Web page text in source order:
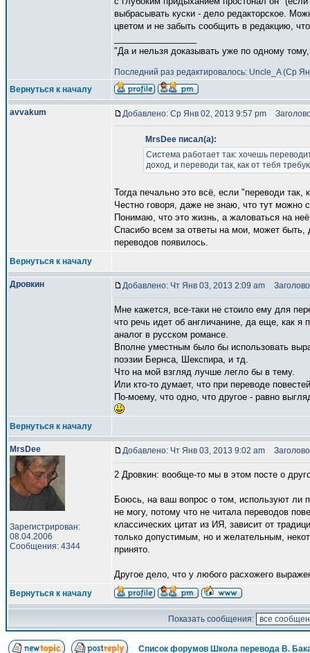
выбрасывать куски - дело редакторское.
цветом и не забыть сообщить в редакцию,
"Да и нельзя доказывать уже по одному
Последний раз редактировалось: Uncle_A (Ср
Вернуться к началу
avvakum Добавлено: Ср Янв 02, 2013 9:57 pm
MrsDee писал(а):
Система работает так: хочешь
доход, и переводи так, как от тебя
Тогда печально это всё, если "переводи так,
Честно говоря, даже не знаю, что тут можно
Понимаю, что это жизнь, а жаловаться на
Спасибо всем за ответы на мои, может быть,
переводов появилось.
Вернуться к началу
Дровкин Добавлено: Чт Янв 03, 2013 2:09 am
Мне кажется, все-таки не стоило ему для
что речь идет об англичанине, да еще, как я
аналог в русском романсе.
Вполне уместным было бы использовать
поэзии Бернса, Шекспира, и тд.
Что на мой взгляд лучше легло бы в тему.
Или кто-то думает, что при переводе
По-моему, что одно, что другое - равно
Вернуться к началу
MrsDee
Зарегистрирован:
08.04.2006
Сообщения: 4344
Добавлено: Чт Янв 03, 2013 9:02 am
2 Дровкин: вообще-то мы в этом посте о
Боюсь, на ваш вопрос о том, используют ли
не могу, потому что не читала переводов
классических цитат из ИЯ, зависит от
только допустимым, но и желательным,
принято.
Другое дело, что у любого расхожего
Вернуться к началу
Показать сообщения:
Список форумов Школа перевода В.